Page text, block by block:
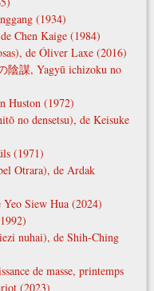
(1934)
Chen Kaige (1984)
de Óliver Laxe (2016)
陰謀, Yagyū ichizoku no
Huston (1972)
no densetsu), de Keisuke
(1971)
Otrara), de Ardak
Siew Hua (2024)
nuhai), de Shih-Ching
de masse, printemps
(2023)